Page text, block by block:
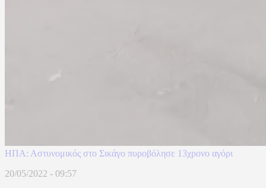
ΗΠΑ: Αστυνομικός στο Σικάγο πυροβόλησε 13χρονο αγόρι
20/05/2022 - 09:57